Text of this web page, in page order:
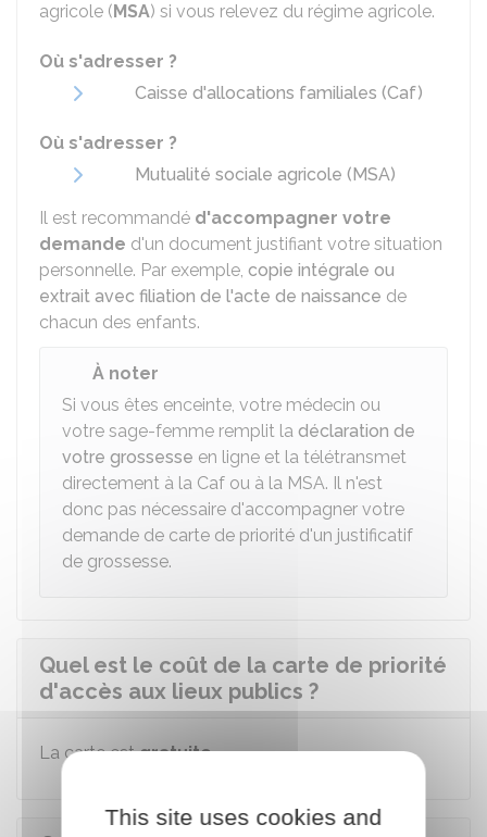
agricole (MSA) si vous relevez du régime agricole.
Où s'adresser ?
Caisse d'allocations familiales (Caf)
Où s'adresser ?
Mutualité sociale agricole (MSA)
Il est recommandé d'accompagner votre
demande d'un document justifiant votre situation
personnelle. Par exemple, copie intégrale ou
extrait avec filiation de l'acte de naissance de
chacun des enfants.
À noter
Si vous êtes enceinte, votre médecin ou
votre sage-femme remplit la déclaration de
votre grossesse en ligne et la télétransmet
directement à la Caf ou à la MSA. Il n'est
donc pas nécessaire d'accompagner votre
demande de carte de priorité d'un justificatif
de grossesse.
Quel est le coût de la carte de priorité
d'accès aux lieux publics ?
La carte estgratuite.
This site uses cookies and